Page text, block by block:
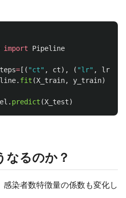
import Pipeline
= [( "ct" , ct), ( "lr" , lr
. fit (X_train, y_train)
. predict (X_test)
なるのか？
染者数特徴量の係数も変化し